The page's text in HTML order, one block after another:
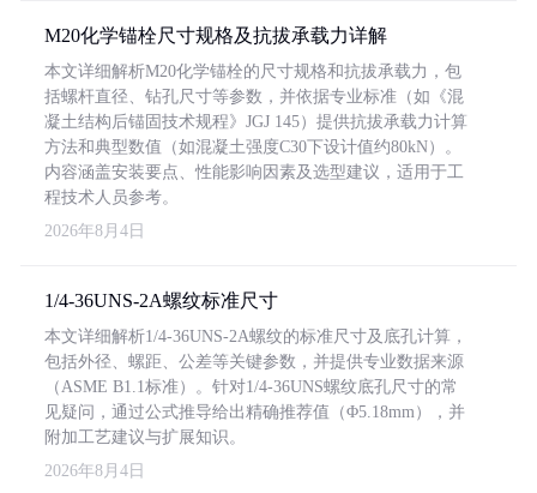
M20化学锚栓尺寸规格及抗拔承载力详解
本文详细解析M20化学锚栓的尺寸规格和抗拔承载力，包
括螺杆直径、钻孔尺寸等参数，并依据专业标准（如《混
凝土结构后锚固技术规程》JGJ 145）提供抗拔承载力计算
方法和典型数值（如混凝土强度C30下设计值约80kN）。
内容涵盖安装要点、性能影响因素及选型建议，适用于工
程技术人员参考。
2026年8月4日
1/4-36UNS-2A螺纹标准尺寸
本文详细解析1/4-36UNS-2A螺纹的标准尺寸及底孔计算，
包括外径、螺距、公差等关键参数，并提供专业数据来源
（ASME B1.1标准）。针对1/4-36UNS螺纹底孔尺寸的常
见疑问，通过公式推导给出精确推荐值（Φ5.18mm），并
附加工艺建议与扩展知识。
2026年8月4日